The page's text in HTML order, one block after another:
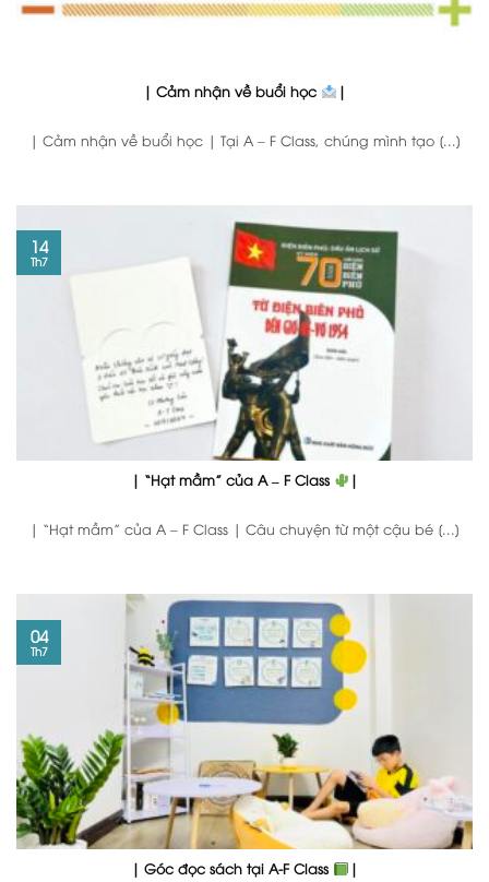
| Cảm nhận về buổi học |
| Cảm nhận về buổi học | Tại A – F Class, chúng mình tạo [...]
| “Hạt mầm” của A – F Class |
| “Hạt mầm” của A – F Class | Câu chuyện từ một cậu bé [...]
14
Th7
| Góc đọc sách tại A-F Class |
04
Th7